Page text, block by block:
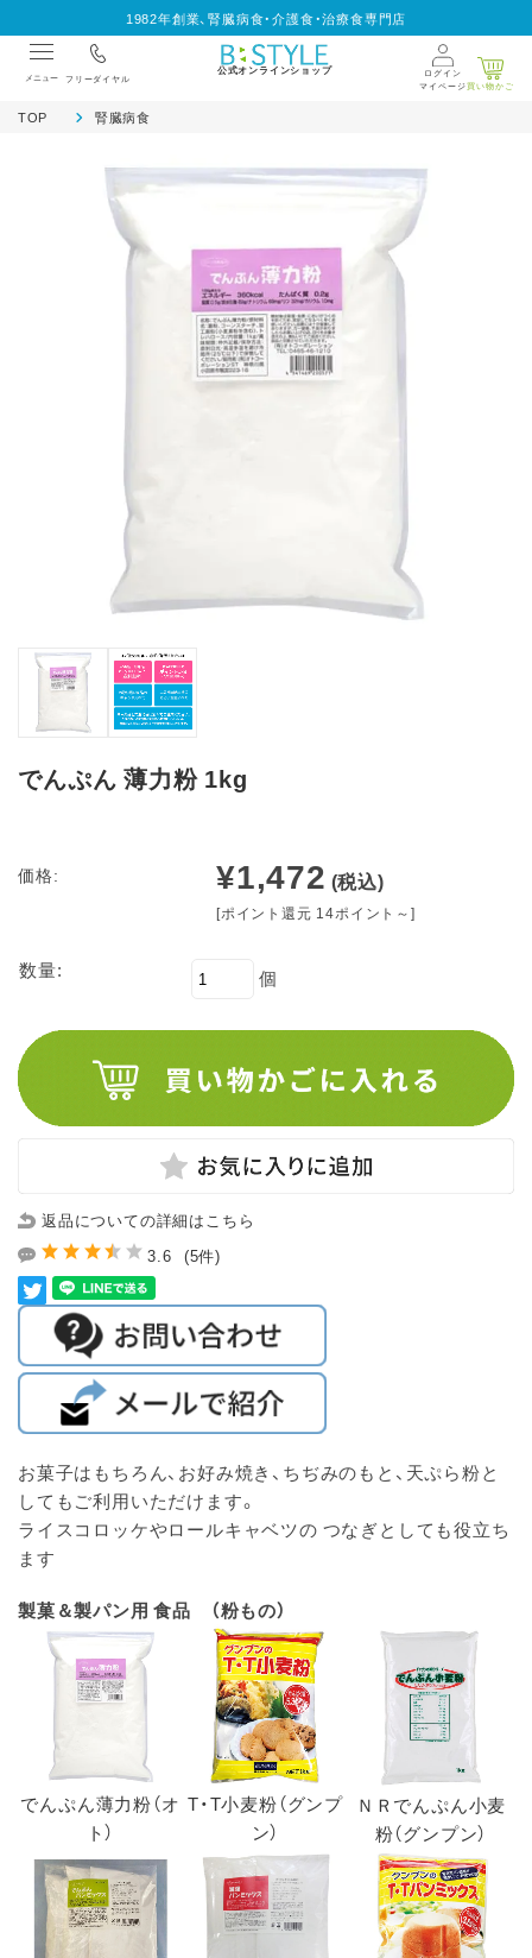
1982年創業、腎臓病食・介護食・治療食専門店
メニュー フリーダイヤル
公式オンラインショップ
ログイン
マイページ買い物かご
TOP 腎臓病食
でんぷん 薄力粉 1kg
価格: ¥1,472 (税込)
[ポイント還元 14ポイント～]
数量: 個
返品についての詳細はこちら
3.6 (5件)
お菓子はもちろん、お好み焼き、ちぢみのもと、天ぷら粉と
してもご利用いただけます。
ライスコロッケやロールキャベツの つなぎとしても役立ち
ます
製菓＆製パン用 食品 （粉もの）
でんぷん薄力粉（オ
ト）
T・T小麦粉（グンプ
ン）
ＮＲでんぷん小麦
粉（グンプン）